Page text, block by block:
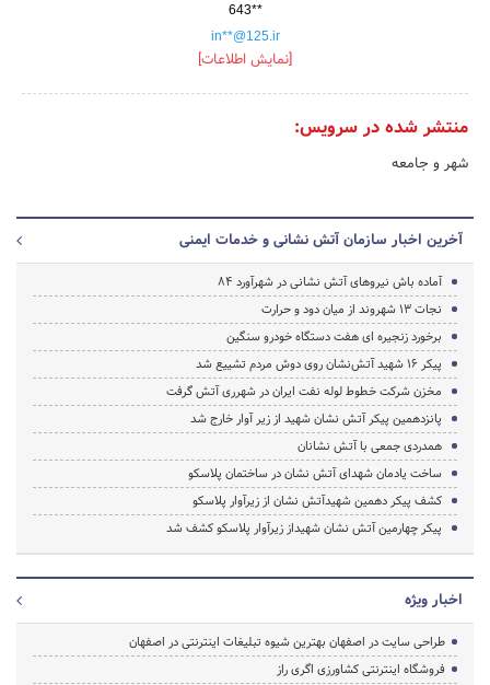
643**
in**@125.ir
[نمایش اطلاعات]
منتشر شده در سرویس:
شهر و جامعه
آخرین اخبار سازمان آتش نشانی و خدمات ایمنی
آماده باش نیروهای آتش نشانی در شهرآورد 84
نجات 13 شهروند از میان دود و حرارت
برخورد زنجیره ای هفت دستگاه خودرو سنگین
پیکر ۱۶ شهید آتش‌نشان روی دوش مردم تشییع شد
مخزن شرکت خطوط لوله نفت ایران در شهرری آتش گرفت
پانزدهمین پیکر آتش نشان شهید از زیر آوار خارج شد
همدردی جمعی با آتش نشانان
ساخت یادمان شهدای آتش نشان در ساختمان پلاسکو
کشف پیکر دهمین شهیدآتش نشان از زیرآوار پلاسکو
پیکر چهارمین آتش نشان شهیداز زیرآوار پلاسکو کشف شد
اخبار ویژه
طراحی سایت در اصفهان بهترین شیوه تبلیغات اینترنتی در اصفهان
فروشگاه اینترنتی کشاورزی اگری راز